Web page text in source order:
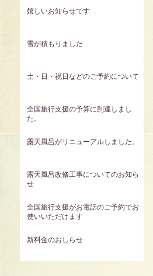
嬉しいお知らせです
雪が積もりました
土・日・祝日などのご予約について
全国旅行支援の予算に到達しまし
た。
露天風呂がリニューアルしました。
露天風呂改修工事についてのお知ら
せ
全国旅行支援がお電話のご予約でお
使いいただけます
新料金のおしらせ